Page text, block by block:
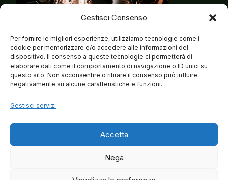
Gestisci Consenso
Per fornire le migliori esperienze, utilizziamo tecnologie come i
cookie per memorizzare e/o accedere alle informazioni del
dispositivo. Il consenso a queste tecnologie ci permetterà di
elaborare dati come il comportamento di navigazione o ID unici su
questo sito. Non acconsentire o ritirare il consenso può influire
negativamente su alcune caratteristiche e funzioni.
Gestisci servizi
Accetta
Nega